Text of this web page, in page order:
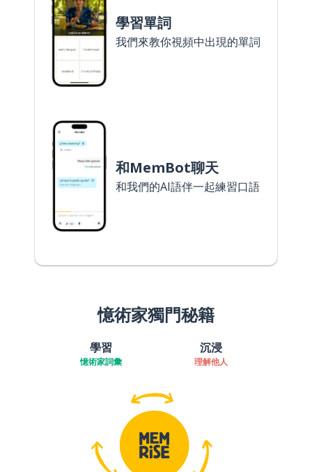
學習單詞
我們來教你視頻中出現的單詞
和MemBot聊天
和我們的AI語伴一起練習口語
憶術家獨門秘籍
學習
憶術家詞彙
沉浸
理解他人